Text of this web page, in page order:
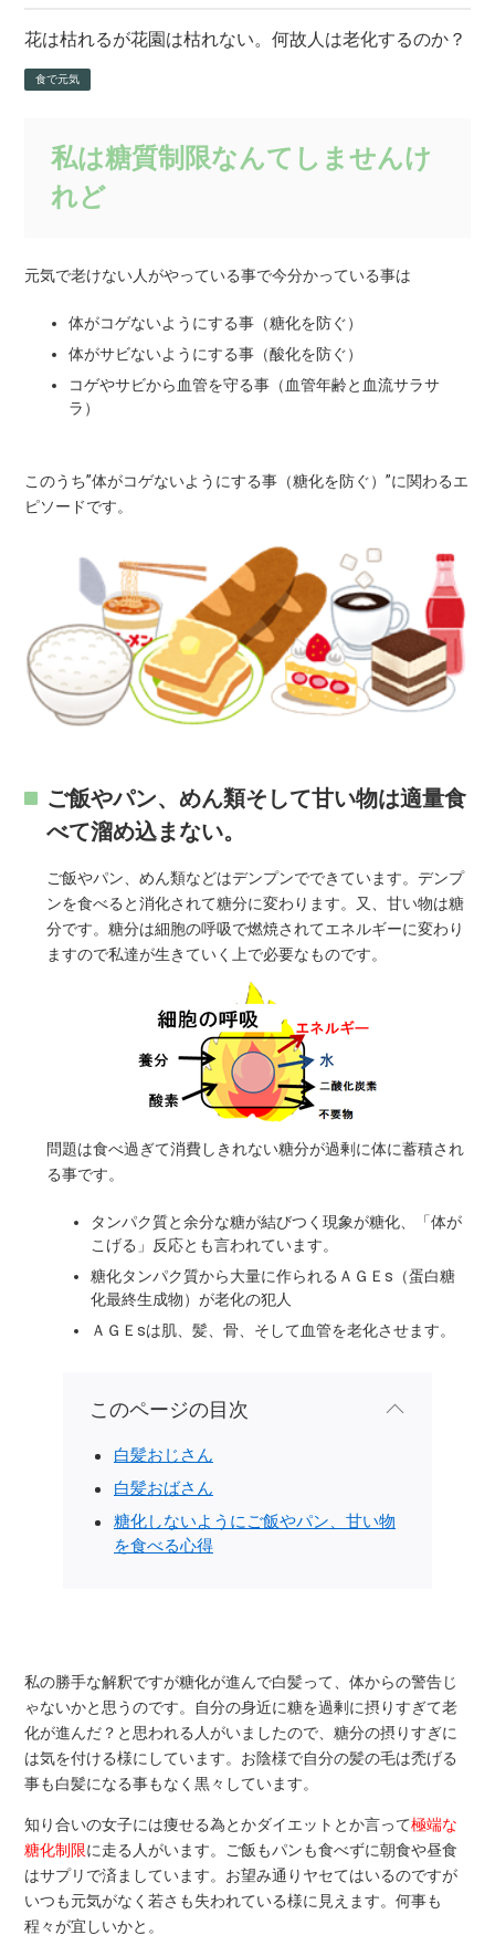
花は枯れるが花園は枯れない。何故人は老化するのか？
食で元気
私は糖質制限なんてしませんけ
れど
元気で老けない人がやっている事で今分かっている事は
体がコゲないようにする事（糖化を防ぐ）
体がサビないようにする事（酸化を防ぐ）
コゲやサビから血管を守る事（血管年齢と血流サラサ
ラ）
このうち”体がコゲないようにする事（糖化を防ぐ）”に関わるエ
ピソードです。
ご飯やパン、めん類そして甘い物は適量食
べて溜め込まない。
ご飯やパン、めん類などはデンプンでできています。デンプ
ンを食べると消化されて糖分に変わります。又、甘い物は糖
分です。糖分は細胞の呼吸で燃焼されてエネルギーに変わり
ますので私達が生きていく上で必要なものです。
問題は食べ過ぎて消費しきれない糖分が過剰に体に蓄積され
る事です。
タンパク質と余分な糖が結びつく現象が糖化、「体が
こげる」反応とも言われています。
糖化タンパク質から大量に作られるＡＧＥs（蛋白糖
化最終生成物）が老化の犯人
ＡＧＥsは肌、髪、骨、そして血管を老化させます。
このページの目次
白髪おじさん
白髪おばさん
糖化しないようにご飯やパン、甘い物
を食べる心得
私の勝手な解釈ですが糖化が進んで白髪って、体からの警告じ
ゃないかと思うのです。自分の身近に糖を過剰に摂りすぎて老
化が進んだ？と思われる人がいましたので、糖分の摂りすぎに
は気を付ける様にしています。お陰様で自分の髪の毛は禿げる
事も白髪になる事もなく黒々しています。
知り合いの女子には痩せる為とかダイエットとか言って極端な
糖化制限に走る人がいます。ご飯もパンも食べずに朝食や昼食
はサプリで済ましています。お望み通りヤセてはいるのですが
いつも元気がなく若さも失われている様に見えます。何事も
程々が宜しいかと。